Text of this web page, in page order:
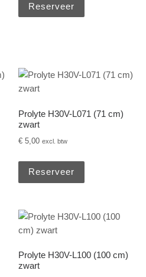
Reserveer
Prolyte H30V-L071 (71 cm)
zwart
€ 5,00 excl. btw
Reserveer
Prolyte H30V-L100 (100 cm)
zwart